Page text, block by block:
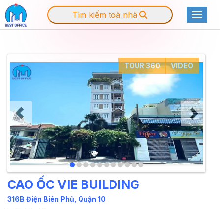
Tìm kiếm toà nhà
TOUR 360 VIDEO
CAO ỐC VIE BUILDING
316B Điện Biên Phủ, Quận 10